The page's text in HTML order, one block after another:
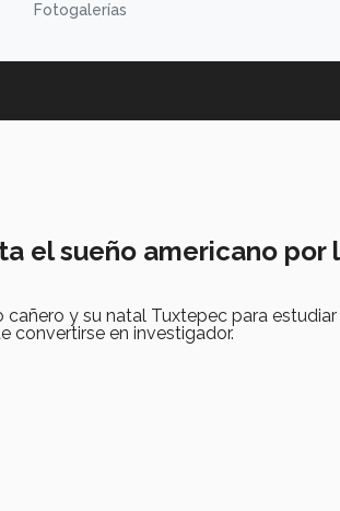
Fotogalerías
el sueño americano por
y su natal Tuxtepec para estudiar
convertirse en investigador.